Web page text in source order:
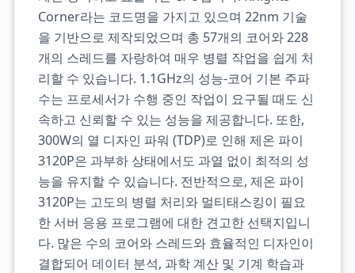
Corner라는 코드명을 가지고 있으며 22nm 기술
을 기반으로 제작되었으며 총 57개의 코어와 228
개의 스레드를 자랑하여 매우 병렬 작업을 쉽게 처
리할 수 있습니다. 1.1GHz의 성능-코어 기본 주파
수는 프로세서가 수행 중인 작업이 요구될 때도 신
속하고 신뢰할 수 있는 성능을 제공합니다. 또한,
300W의 열 디자인 파워 (TDP)로 인해 제온 파이
3120P은 과부하 상태에서도 과열 없이 최적의 성
능을 유지할 수 있습니다. 전반적으로, 제온 파이
3120P는 고도의 병렬 처리와 멀티태스킹이 필요
한 서버 응용 프로그램에 대한 견고한 선택지입니
다. 많은 수의 코어와 스레드와 효율적인 디자인이
결합되어 데이터 분석, 과학 계산 및 기계 학습과